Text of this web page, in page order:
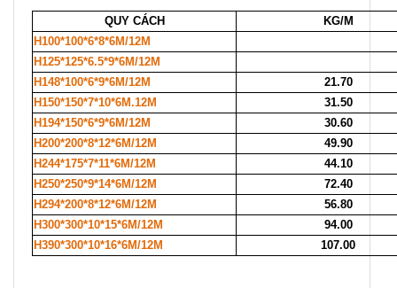
QUY CÁCH
KG/M
H100*100*6*8*6M/12M
H125*125*6.5*9*6M/12M
H148*100*6*9*6M/12M
21.70
H150*150*7*10*6M.12M
31.50
H194*150*6*9*6M/12M
30.60
H200*200*8*12*6M/12M
49.90
H244*175*7*11*6M/12M
44.10
H250*250*9*14*6M/12M
72.40
H294*200*8*12*6M/12M
56.80
H300*300*10*15*6M/12M
94.00
H390*300*10*16*6M/12M
107.00